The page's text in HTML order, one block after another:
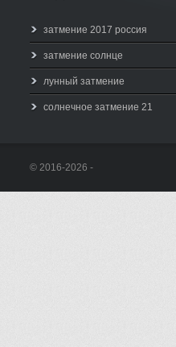
затмение 2017 россия
затмение солнце
лунный затмение
солнечное затмение 21
© 2016-2026 -